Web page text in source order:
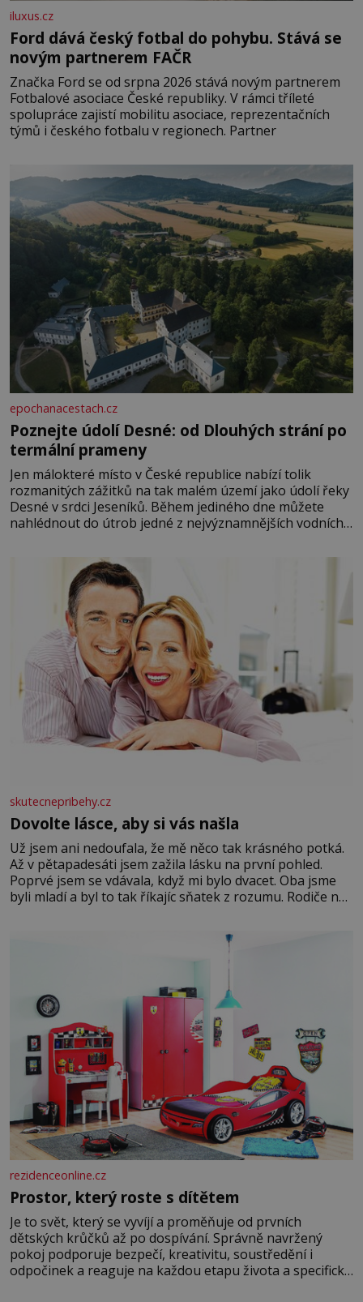
iluxus.cz
Ford dává český fotbal do pohybu. Stává se
novým partnerem FAČR
Značka Ford se od srpna 2026 stává novým partnerem
Fotbalové asociace České republiky. V rámci tříleté
spolupráce zajistí mobilitu asociace, reprezentačních
týmů i českého fotbalu v regionech. Partner
epochanacestach.cz
Poznejte údolí Desné: od Dlouhých strání po
termální prameny
Jen málokteré místo v České republice nabízí tolik
rozmanitých zážitků na tak malém území jako údolí řeky
Desné v srdci Jeseníků. Během jediného dne můžete
nahlédnout do útrob jedné z nejvýznamnějších vodních
se na koloběžce a den zakončit poznáváním památek ve
Velkých Losinách nebo v termálním
skutecnepribehy.cz
Dovolte lásce, aby si vás našla
Už jsem ani nedoufala, že mě něco tak krásného potká.
Až v pětapadesáti jsem zažila lásku na první pohled.
Poprvé jsem se vdávala, když mi bylo dvacet. Oba jsme
byli mladí a byl to tak říkajíc sňatek z rozumu. Rodiče nás
rezidenceonline.cz
Prostor, který roste s dítětem
Je to svět, který se vyvíjí a proměňuje od prvních
dětských krůčků až po dospívání. Správně navržený
pokoj podporuje bezpečí, kreativitu, soustředění i
odpočinek a reaguje na každou etapu života a specifické